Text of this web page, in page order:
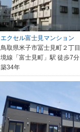
エクセル富士見マンション
鳥取県米子市冨士見町２丁目
境線「富士見町」駅 徒歩7分
築34年